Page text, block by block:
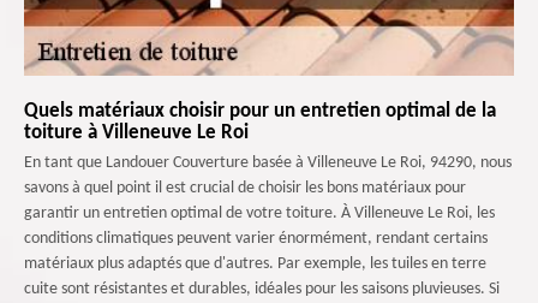
Quels matériaux choisir pour un entretien optimal de la
toiture à Villeneuve Le Roi
En tant que Landouer Couverture basée à Villeneuve Le Roi, 94290, nous
savons à quel point il est crucial de choisir les bons matériaux pour
garantir un entretien optimal de votre toiture. À Villeneuve Le Roi, les
conditions climatiques peuvent varier énormément, rendant certains
matériaux plus adaptés que d'autres. Par exemple, les tuiles en terre
cuite sont résistantes et durables, idéales pour les saisons pluvieuses. Si